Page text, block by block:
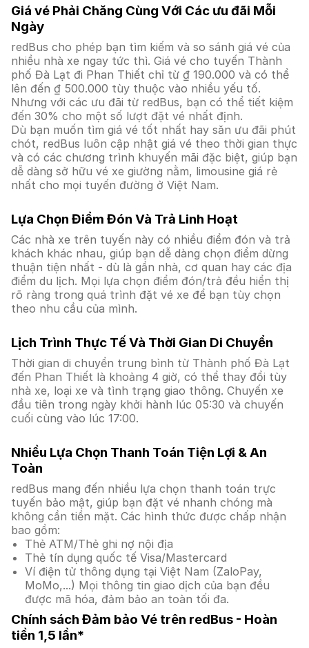
Giá vé Phải Chăng Cùng Với Các ưu đãi Mỗi
Ngày
redBus cho phép bạn tìm kiếm và so sánh giá vé của
nhiều nhà xe ngay tức thì. Giá vé cho tuyến Thành
phố Đà Lạt đi Phan Thiết chỉ từ ₫ 190.000 và có thể
lên đến ₫ 500.000 tùy thuộc vào nhiều yếu tố.
Nhưng với các ưu đãi từ redBus, bạn có thể tiết kiệm
đến 30% cho một số lượt đặt vé nhất định.
Dù bạn muốn tìm giá vé tốt nhất hay săn ưu đãi phút
chót, redBus luôn cập nhật giá vé theo thời gian thực
và có các chương trình khuyến mãi đặc biệt, giúp bạn
dễ dàng sở hữu vé xe giường nằm, limousine giá rẻ
nhất cho mọi tuyến đường ở Việt Nam.
Lựa Chọn Điểm Đón Và Trả Linh Hoạt
Các nhà xe trên tuyến này có nhiều điểm đón và trả
khách khác nhau, giúp bạn dễ dàng chọn điểm dừng
thuận tiện nhất - dù là gần nhà, cơ quan hay các địa
điểm du lịch. Mọi lựa chọn điểm đón/trả đều hiển thị
rõ ràng trong quá trình đặt vé xe để bạn tùy chọn
theo nhu cầu của mình.
Lịch Trình Thực Tế Và Thời Gian Di Chuyển
Thời gian di chuyển trung bình từ Thành phố Đà Lạt
đến Phan Thiết là khoảng 4 giờ, có thể thay đổi tùy
nhà xe, loại xe và tình trạng giao thông. Chuyến xe
đầu tiên trong ngày khởi hành lúc 05:30 và chuyến
cuối cùng vào lúc 17:00.
Nhiều Lựa Chọn Thanh Toán Tiện Lợi & An
Toàn
redBus mang đến nhiều lựa chọn thanh toán trực
tuyến bảo mật, giúp bạn đặt vé nhanh chóng mà
không cần tiền mặt. Các hình thức được chấp nhận
bao gồm:
Thẻ ATM/Thẻ ghi nợ nội địa
Thẻ tín dụng quốc tế Visa/Mastercard
Ví điện tử thông dụng tại Việt Nam (ZaloPay,
MoMo,...) Mọi thông tin giao dịch của bạn đều
được mã hóa, đảm bảo an toàn tối đa.
Chính sách Đảm bảo Vé trên redBus - Hoàn
tiền 1,5 lần*